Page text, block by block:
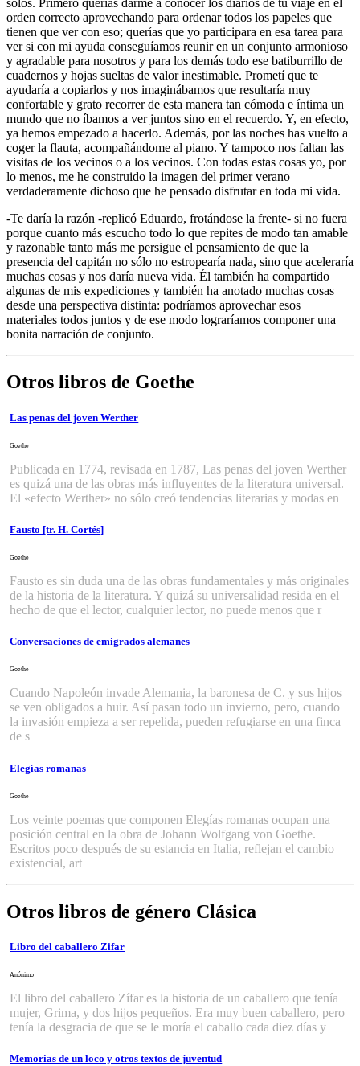
orden correcto aprovechando para ordenar todos los papeles que
tienen que ver con eso; querías que yo participara en esa tarea para
ver si con mi ayuda conseguíamos reunir en un conjunto armonioso
y agradable para nosotros y para los demás todo ese batiburrillo de
cuadernos y hojas sueltas de valor inestimable. Prometí que te
ayudaría a copiarlos y nos imaginábamos que resultaría muy
confortable y grato recorrer de esta manera tan cómoda e íntima un
mundo que no íbamos a ver juntos sino en el recuerdo. Y, en efecto,
ya hemos empezado a hacerlo. Además, por las noches has vuelto a
coger la flauta, acompañándome al piano. Y tampoco nos faltan las
visitas de los vecinos o a los vecinos. Con todas estas cosas yo, por
lo menos, me he construido la imagen del primer verano
verdaderamente dichoso que he pensado disfrutar en toda mi vida.
-Te daría la razón -replicó Eduardo, frotándose la frente- si no fuera
porque cuanto más escucho todo lo que repites de modo tan amable
y razonable tanto más me persigue el pensamiento de que la
presencia del capitán no sólo no estropearía nada, sino que aceleraría
muchas cosas y nos daría nueva vida. Él también ha compartido
algunas de mis expediciones y también ha anotado muchas cosas
desde una perspectiva distinta: podríamos aprovechar esos
materiales todos juntos y de ese modo lograríamos componer una
bonita narración de conjunto.
Otros libros de Goethe
Las penas del joven Werther
Goethe
Publicada en 1774, revisada en 1787, Las penas del joven Werther
es quizá una de las obras más influyentes de la literatura universal.
El «efecto Werther» no sólo creó tendencias literarias y modas en
Fausto [tr. H. Cortés]
Goethe
Fausto es sin duda una de las obras fundamentales y más originales
de la historia de la literatura. Y quizá su universalidad resida en el
hecho de que el lector, cualquier lector, no puede menos que r
Conversaciones de emigrados alemanes
Goethe
Cuando Napoleón invade Alemania, la baronesa de C. y sus hijos
se ven obligados a huir. Así pasan todo un invierno, pero, cuando
la invasión empieza a ser repelida, pueden refugiarse en una finca
de s
Elegías romanas
Goethe
Los veinte poemas que componen Elegías romanas ocupan una
posición central en la obra de Johann Wolfgang von Goethe.
Escritos poco después de su estancia en Italia, reflejan el cambio
existencial, art
Otros libros de género Clásica
Libro del caballero Zifar
Anónimo
El libro del caballero Zífar es la historia de un caballero que tenía
mujer, Grima, y dos hijos pequeños. Era muy buen caballero, pero
tenía la desgracia de que se le moría el caballo cada diez días y
Memorias de un loco y otros textos de juventud